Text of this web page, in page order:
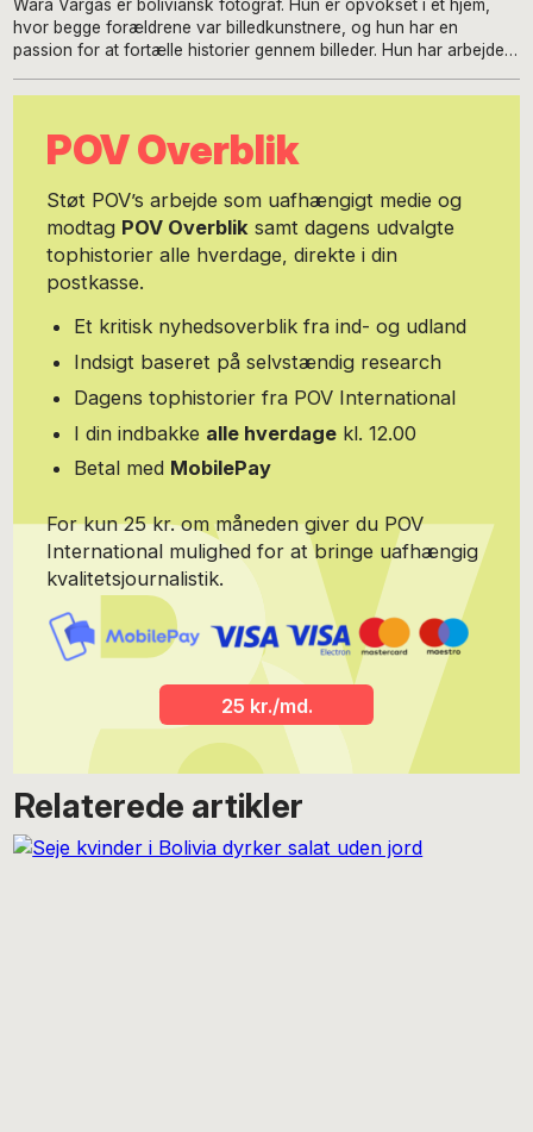
Wara Vargas er boliviansk fotograf. Hun er opvokset i et hjem,
hvor begge forældrene var billedkunstnere, og hun har en
passion for at fortælle historier gennem billeder. Hun har arbejdet
legat fra National Geographic hende ro til at arbejde.
POV Overblik
Støt POV’s arbejde som uafhængigt medie og
modtag POV Overbliksamt dagens udvalgte
tophistorier alle hverdage, direkte i din
postkasse.
Et kritisk nyhedsoverblik fra ind- og udland
Indsigt baseret på selvstændig research
Dagens tophistorier fra POV International
I din indbakke alle hverdage kl. 12.00
Betal med MobilePay
For kun 25 kr. om måneden giver du POV
International mulighed for at bringe uafhængig
kvalitetsjournalistik.
25 kr./md.
Relaterede artikler